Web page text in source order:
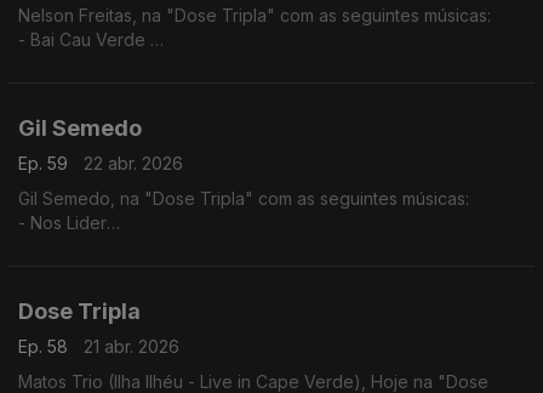
Nelson Freitas, na "Dose Tripla" com as seguintes músicas:
- Bai Cau Verde
Gil Semedo
Ep. 59
22 abr. 2026
Gil Semedo, na "Dose Tripla" com as seguintes músicas:
- Nos Lider
Dose Tripla
Ep. 58
21 abr. 2026
Matos Trio (Ilha Ilhéu - Live in Cape Verde), Hoje na "Dose